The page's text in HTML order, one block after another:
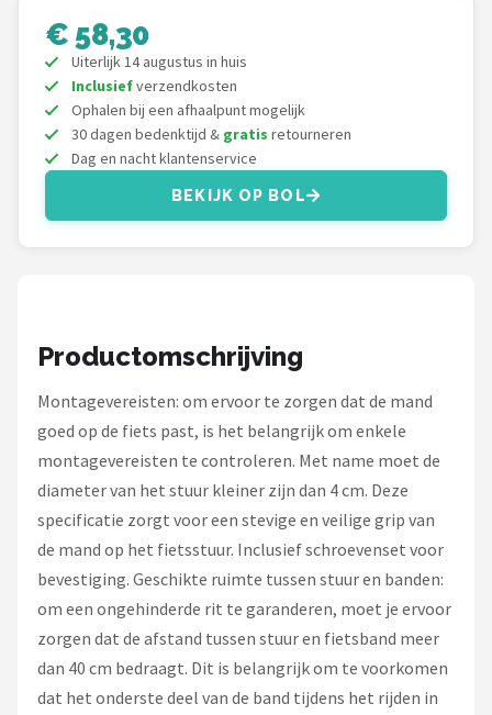
New Looxs
BBB Cycling
Schwalbe
Shimano
Alle merken →
€ 58,30
Uiterlijk 14 augustus in huis
Inclusiefverzendkosten
Ophalen bij een afhaalpunt mogelijk
30 dagen bedenktijd & gratis retourneren
Dag en nacht klantenservice
BEKIJK OP BOL
Productomschrijving
Montagevereisten: om ervoor te zorgen dat de mand
goed op de fiets past, is het belangrijk om enkele
montagevereisten te controleren. Met name moet de
diameter van het stuur kleiner zijn dan 4 cm. Deze
specificatie zorgt voor een stevige en veilige grip van
de mand op het fietsstuur. Inclusief schroevenset voor
bevestiging. Geschikte ruimte tussen stuur en banden:
om een ongehinderde rit te garanderen, moet je ervoor
zorgen dat de afstand tussen stuur en fietsband meer
dan 40 cm bedraagt. Dit is belangrijk om te voorkomen
dat het onderste deel van de band tijdens het rijden in